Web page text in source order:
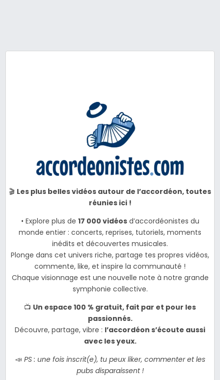
🎬 Les plus belles vidéos autour de l’accordéon, toutes
réunies ici !
• Explore plus de 17 000 vidéosd’accordéonistes du
monde entier : concerts, reprises, tutoriels, moments
inédits et découvertes musicales.
Plonge dans cet univers riche, partage tes propres vidéos,
commente, like, et inspire la communauté !
Chaque visionnage est une nouvelle note à notre grande
symphonie collective.
📺 Un espace 100 % gratuit, fait par et pour les
passionnés.
Découvre, partage, vibre : l’accordéon s’écoute aussi
avec les yeux.
📣 PS : une fois inscrit(e), tu peux liker, commenter et les
pubs disparaissent !